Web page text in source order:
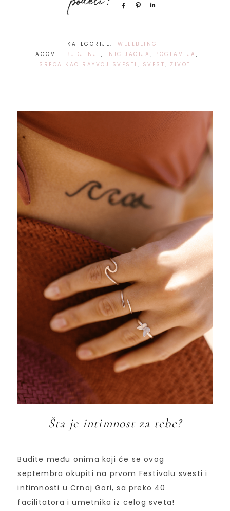
Share Pin
KATEGORIJE:
WELLBEING
TAGOVI:
BUDJENJE , INICIJACIJA, POGLAVLJA ,
SRECA KAO RAYVOJ SVESTI , SVEST, ZIVOT
Šta je intimnost za tebe?
Budite među onima koji će se ovog
septembra okupiti na prvom Festivalu svesti i
intimnosti u Crnoj Gori, sa preko 40
facilitatora i umetnika iz celog sveta!